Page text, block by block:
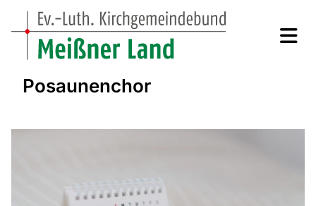
Posaunenchor